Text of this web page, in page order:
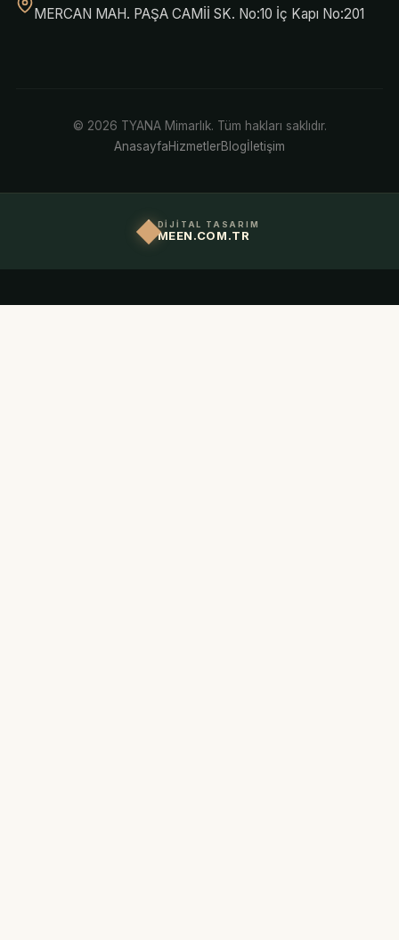
MERCAN MAH. PAŞA CAMİİ SK. No:10 İç Kapı No:201
© 2026 TYANA Mimarlık. Tüm hakları saklıdır.
AnasayfaHizmetlerBlogİletişim
DİJİTAL TASARIM
MEEN.COM.TR